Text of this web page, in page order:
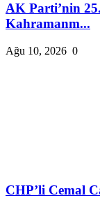
AK Parti’nin
Kahramanm...
Ağu 10, 2026 0
CHP’li Cemal